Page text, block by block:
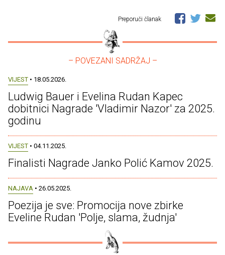
Preporuči članak
– POVEZANI SADRŽAJ –
VIJEST • 18.05.2026.
Ludwig Bauer i Evelina Rudan Kapec
dobitnici Nagrade 'Vladimir Nazor' za 2025.
godinu
VIJEST • 04.11.2025.
Finalisti Nagrade Janko Polić Kamov 2025.
NAJAVA • 26.05.2025.
Poezija je sve: Promocija nove zbirke
Eveline Rudan 'Polje, slama, žudnja'